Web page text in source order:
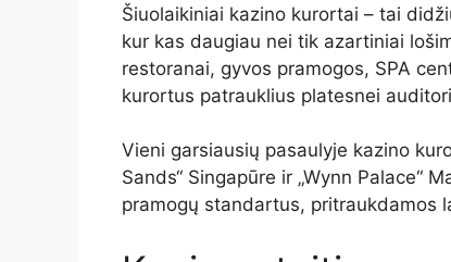
Šiuolaikiniai kazino kurortai – tai
kur kas daugiau nei tik azartiniai
restoranai, gyvos pramogos, SPA
kurortus patrauklius platesnei
Vieni garsiausių pasaulyje kazino
Sands“ Singapūre ir „Wynn Palace“
pramogų standartus, pritraukdamos